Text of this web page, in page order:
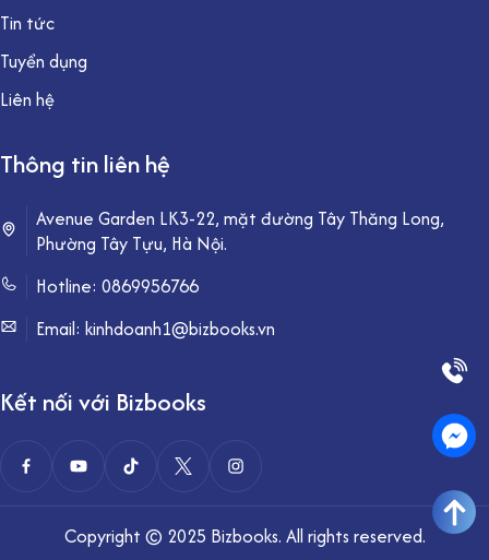
Tin tức
Tuyển dụng
Liên hệ
Thông tin liên hệ
Avenue Garden LK3-22, mặt đường Tây Thăng Long,
Phường Tây Tựu, Hà Nội.
Hotline: 0869956766
Email: kinhdoanh1@bizbooks.vn
Kết nối với Bizbooks
Copyright © 2025 Bizbooks. All rights reserved.